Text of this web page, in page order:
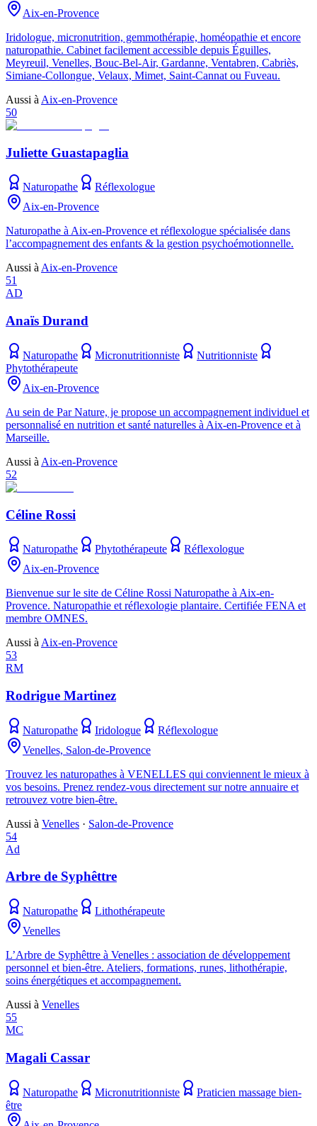
Aix-en-Provence
Iridologue, micronutrition, gemmothérapie, homéopathie et encore
naturopathie. Cabinet facilement accessible depuis Éguilles,
Meyreuil, Venelles, Bouc-Bel-Air, Gardanne, Ventabren, Cabriès,
Simiane-Collongue, Velaux, Mimet, Saint-Cannat ou Fuveau.
Aussi à Aix-en-Provence
50
Juliette Guastapaglia
Naturopathe
Réflexologue
Aix-en-Provence
Naturopathe à Aix-en-Provence et réflexologue spécialisée dans
l’accompagnement des enfants & la gestion psychoémotionnelle.
Aussi à Aix-en-Provence
51
AD
Anaïs Durand
Naturopathe Micronutritionniste
Nutritionniste
Phytothérapeute
Aix-en-Provence
Au sein de Par Nature, je propose un accompagnement individuel et
personnalisé en nutrition et santé naturelles à Aix-en-Provence et à
Marseille.
Aussi à Aix-en-Provence
52
Céline Rossi
Naturopathe Phytothérapeute
Réflexologue
Aix-en-Provence
Bienvenue sur le site de Céline Rossi Naturopathe à Aix-en-
Provence. Naturopathie et réflexologie plantaire. Certifiée FENA et
membre OMNES.
Aussi à Aix-en-Provence
53
RM
Rodrigue Martinez
Naturopathe Iridologue
Réflexologue
Venelles, Salon-de-Provence
Trouvez les naturopathes à VENELLES qui conviennent le mieux à
vos besoins. Prenez rendez-vous directement sur notre annuaire et
retrouvez votre bien-être.
Aussi à Venelles · Salon-de-Provence
54
Ad
Arbre de Syphêttre
Naturopathe
Lithothérapeute
Venelles
L’Arbre de Syphêttre à Venelles : association de développement
personnel et bien-être. Ateliers, formations, runes, lithothérapie,
soins énergétiques et accompagnement.
Aussi à Venelles
55
MC
Magali Cassar
Naturopathe Micronutritionniste
Praticien massage bien-
être